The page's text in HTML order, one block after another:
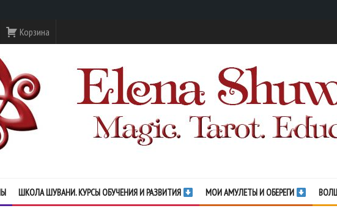
Корзина
ШКОЛА ШУВАНИ. КУРСЫ ОБУЧЕНИЯ И РАЗВИТИЯ МОИ АМУЛЕТЫ И ОБЕРЕГИ